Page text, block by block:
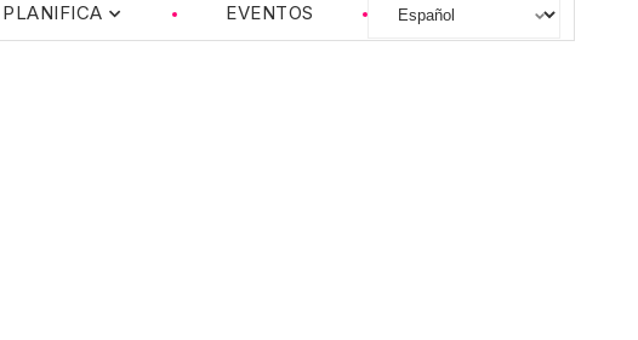
PLANIFICA EVENTOS